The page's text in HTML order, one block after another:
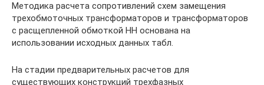
Методика расчета сопротивлений схем замещения
трехобмоточных трансформаторов и трансформаторов
с расщепленной обмоткой НН основана на
использовании исходных данных табл.
На стадии предварительных расчетов для
существующих конструкций трехфазных